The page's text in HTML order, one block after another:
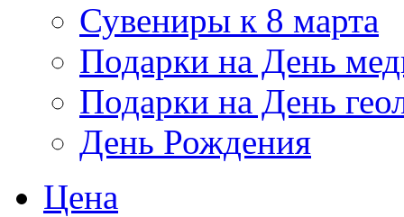
Сувениры к 8 марта
Подарки на День
Подарки на День
День Рождения
Цена